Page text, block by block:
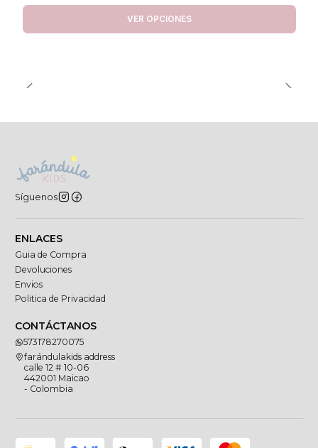
VER OPCIONES
Síguenos
ENLACES
Guia de Compra
Devoluciones
Envios
Politica de Privacidad
CONTÁCTANOS
573178270075
farándulakids address
calle 12 # 10-06
442001 Maicao
- Colombia